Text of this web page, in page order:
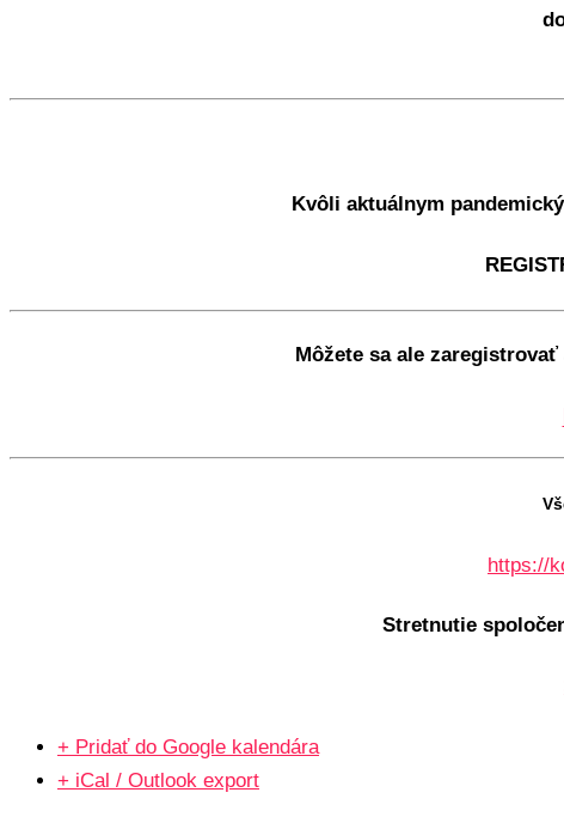
Kvôli aktuálnym
Môžete sa ale
https://
Stretnutie
+ Pridať do Google kalendára
+ iCal / Outlook export